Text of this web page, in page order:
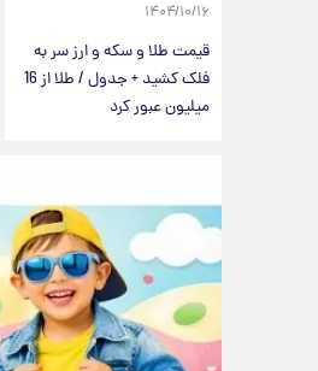
۱۴۰۴/۱۰/۱۶
قیمت طلا و سکه و ارز سر به
فلک کشید + جدول / طلا از 16
میلیون عبور کرد